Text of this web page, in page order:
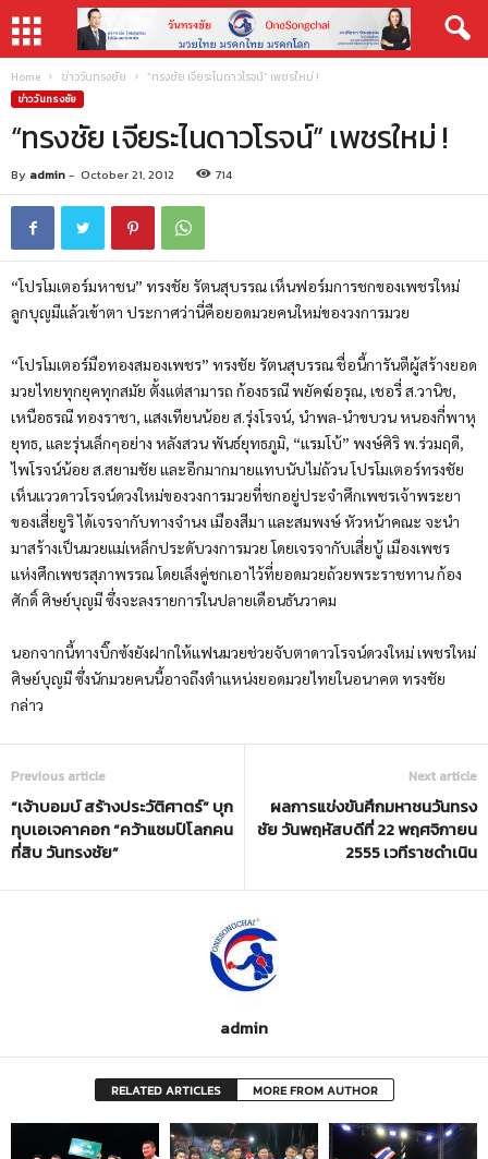
Home ข่าววันทรงชัย “ทรงชัย เจียระไนดาวโรจน์” เพชรใหม่ !
ข่าววันทรงชัย
“ทรงชัย เจียระไนดาวโรจน์” เพชรใหม่ !
By admin- October 21, 2012 714
“โปรโมเตอร์มหาชน” ทรงชัย รัตนสุบรรณ เห็นฟอร์มการชกของเพชรใหม่
ลูกบุญมีแล้วเข้าตา ประกาศว่านี่คือยอดมวยคนใหม่ของวงการมวย
“โปรโมเตอร์มือทองสมองเพชร” ทรงชัย รัตนสุบรรณ ชื่อนี้การันตีผู้สร้างยอด
มวยไทยทุกยุคทุกสมัย ตั้งแต่สามารถ ก้องธรณี พยัคฆ์อรุณ, เชอรี่ ส.วานิช,
เหนือธรณี ทองราชา, แสงเทียนน้อย ส.รุ่งโรจน์, นำพล-นำขบวน หนองกี่พาหุ
ยุทธ, และรุ่นเล็กๆอย่าง หลังสวน พันธ์ยุทธภูมิ, “แรมโบ้” พงษ์ศิริ พ.ร่วมฤดี,
ไพโรจน์น้อย ส.สยามชัย และอีกมากมายแทบนับไม่ถ้วน โปรโมเตอร์ทรงชัย
เห็นแววดาวโรจน์ดวงใหม่ของวงการมวยที่ชกอยู่ประจำศึกเพชรเจ้าพระยา
ของเสี่ยยูริ ได้เจรจากับทางจำนง เมืองสีมา และสมพงษ์ หัวหน้าคณะ จะนำ
มาสร้างเป็นมวยแม่เหล็กประดับวงการมวย โดยเจรจากับเสี่ยบู้ เมืองเพชร
แห่งศึกเพชรสุภาพรรณ โดยเล็งคู่ชกเอาไว้ที่ยอดมวยถ้วยพระราชทาน ก้อง
ศักดิ์ ศิษย์บุญมี ซึ่งจะลงรายการในปลายเดือนธันวาคม
นอกจากนี้ทางบิ๊กซ้งยังฝากให้แฟนมวยช่วยจับตาดาวโรจน์ดวงใหม่ เพชรใหม่
ศิษย์บุญมี ซึ่งนักมวยคนนี้อาจถึงตำแหน่งยอดมวยไทยในอนาคต ทรงชัย
กล่าว
Previous article
“เจ้าบอมบ์ สร้างประวัติศาตร์” บุก
ทุบเอเจคาคอก “คว้าแชมป์โลกคน
ที่สิบ วันทรงชัย”
Next article
ผลการแข่งขันศึกมหาชนวันทรง
ชัย วันพฤหัสบดีที่ 22 พฤศจิกายน
2555 เวทีราชดำเนิน
admin
RELATED ARTICLES MORE FROM AUTHOR